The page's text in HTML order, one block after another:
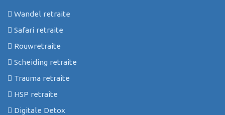
Wandel retraite
Safari retraite
Rouwretraite
Scheiding retraite
Trauma retraite
HSP retraite
Digitale Detox